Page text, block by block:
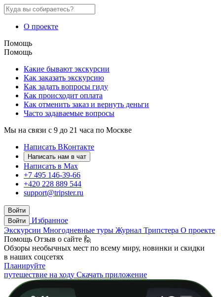
О проекте
Помощь
Помощь
Какие бывают экскурсии
Как заказать экскурсию
Как задать вопросы гиду
Как происходит оплата
Как отменить заказ и вернуть деньги
Часто задаваемые вопросы
Мы на связи с 9 до 21 часа по Москве
Написать ВКонтакте
Написать нам в чат
Написать в Max
+7 495 146-39-66
+420 228 889 544
support@tripster.ru
Войти
Войти
Избранное
Экскурсии Многодневные туры Журнал Трипстера О проекте
Помощь Отзыв о сайте 🙋
Обзоры необычных мест по всему миру, новинки и скидки
в наших соцсетях
Планируйте
путешествие на ходу Скачать приложение